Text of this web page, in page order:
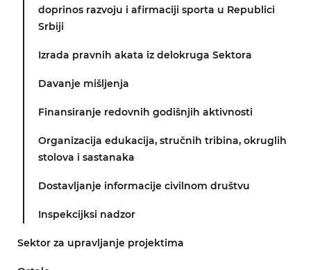
doprinos razvoju i afirmaciji sporta u Republici
Srbiji
Izrada pravnih akata iz delokruga Sektora
Davanje mišljenja
Finansiranje redovnih godišnjih aktivnosti
Organizacija edukacija, stručnih tribina, okruglih
stolova i sastanaka
Dostavljanje informacije civilnom društvu
Inspekcijksi nadzor
Sektor za upravljanje projektima